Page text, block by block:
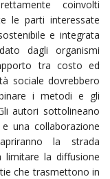
coinvolti
le parti interessate
e integrata
dagli organismi
tra costo ed
sociale dovrebbero
i metodi e gli
autori sottolineano
una collaborazione
la strada
limitare la diffusione
che trasmettono in